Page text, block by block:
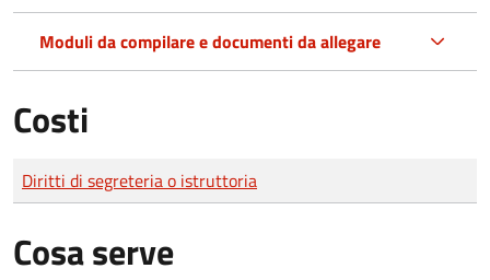
Moduli da compilare e documenti da allegare
Costi
Tipo di pagamento
Importo
Diritti di segreteria o istruttoria
Cosa serve